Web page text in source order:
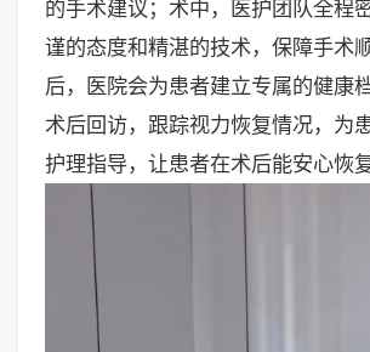
的手术建议；术中，医护团队全程
谨的态度和精湛的技术，保障手术
后，医院会为患者建立专属的健康
术后回访，跟踪视力恢复情况，为
护理指导，让患者在术后能安心恢复